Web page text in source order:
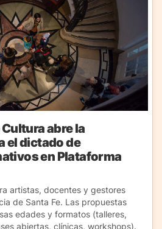
abre la
el dictado de
en Plataforma
artistas, docentes y gestores
de Santa Fe. Las propuestas
edades y formatos (talleres,
abiertas, clínicas, workshops).